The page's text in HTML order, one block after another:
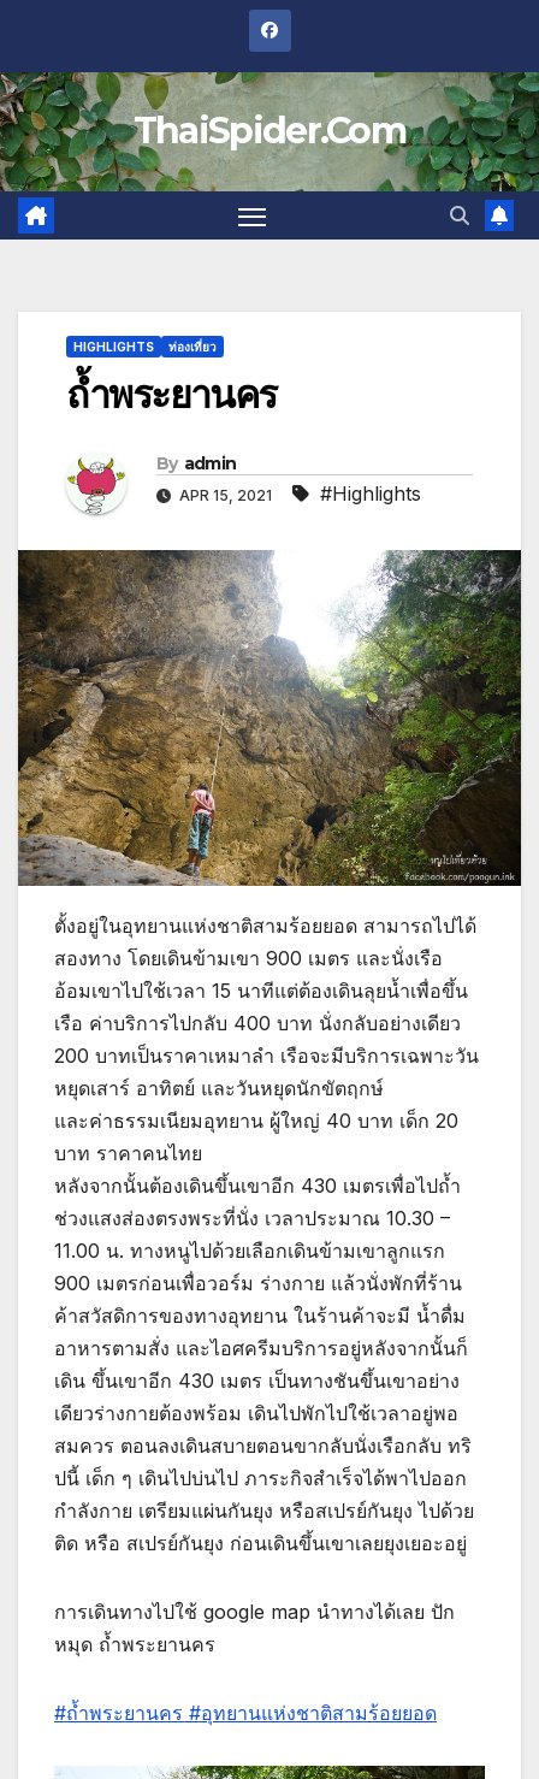
content
ThaiSpider.Com
HIGHLIGHTS ท่องเที่ยว
ถ้ำพระยานคร
By admin
APR 15, 2021 #Highlights
ตั้งอยู่ในอุทยานแห่งชาติสามร้อยยอด สามารถไปได้
สองทาง โดยเดินข้ามเขา 900 เมตร และนั่งเรือ
อ้อมเขาไปใช้เวลา 15 นาทีแต่ต้องเดินลุยน้ำเพื่อขึ้น
เรือ ค่าบริการไปกลับ 400 บาท นั่งกลับอย่างเดียว
200 บาทเป็นราคาเหมาลำ เรือจะมีบริการเฉพาะวัน
หยุดเสาร์ อาทิตย์ และวันหยุดนักขัตฤกษ์
และค่าธรรมเนียมอุทยาน ผู้ใหญ่ 40 บาท เด็ก 20
บาท ราคาคนไทย
หลังจากนั้นต้องเดินขึ้นเขาอีก 430 เมตรเพื่อไปถ้ำ
ช่วงแสงส่องตรงพระที่นั่ง เวลาประมาณ 10.30 –
11.00 น. ทางหนูไปด้วยเลือกเดินข้ามเขาลูกแรก
900 เมตรก่อนเพื่อวอร์ม ร่างกาย แล้วนั่งพักที่ร้าน
ค้าสวัสดิการของทางอุทยาน ในร้านค้าจะมี น้ำดื่ม
อาหารตามสั่ง และไอศครีมบริการอยู่หลังจากนั้นก็
เดิน ขึ้นเขาอีก 430 เมตร เป็นทางชันขึ้นเขาอย่าง
เดียวร่างกายต้องพร้อม เดินไปพักไปใช้เวลาอยู่พอ
สมควร ตอนลงเดินสบายตอนขากลับนั่งเรือกลับ ทริ
ปนี้ เด็ก ๆ เดินไปบ่นไป ภาระกิจสำเร็จได้พาไปออก
กำลังกาย เตรียมแผ่นกันยุง หรือสเปรย์กันยุง ไปด้วย
ติด หรือ สเปรย์กันยุง ก่อนเดินขึ้นเขาเลยยุงเยอะอยู่
การเดินทางไปใช้ google map นำทางได้เลย ปัก
หมุด ถ้ำพระยานคร
#ถ้ำพระยานคร #อุทยานแห่งชาติสามร้อยยอด